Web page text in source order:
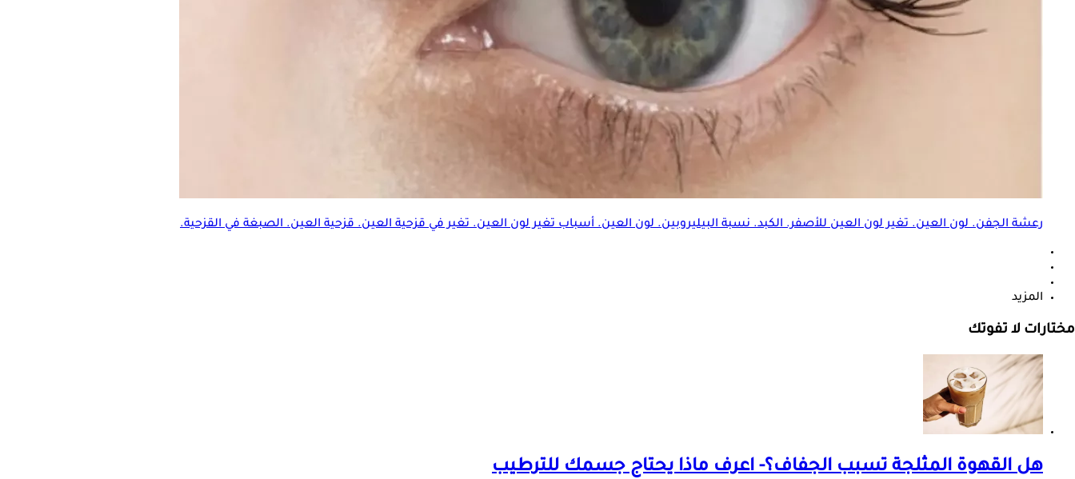
رعشة الجفن.لون العين. تغيرلون العينللأصفر. الكبد. نسبة البيليروبين.لون العين. أسباب تغيرلون العين. تغير في قزحية العين. قزحية العين. الصبغة في القزحية.
المزيد
مختارات لا تفوتك
هل القهوة المثلجة تسبب الجفاف؟- اعرف ماذا يحتاج جسمك للترطيب